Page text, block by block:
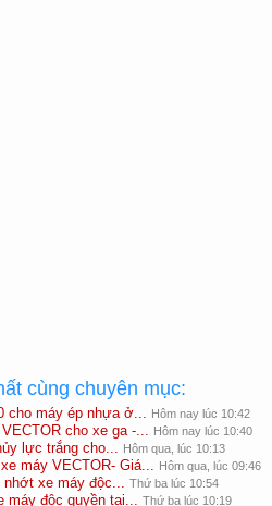
cùng chuyên mục:
cho máy ép nhựa ở... Hôm nay lúc 10:42
cho xe ga -... Hôm nay lúc 10:40
lực trắng cho... Hôm qua, lúc 10:13
máy VECTOR- Giá... Hôm qua, lúc 09:46
nhớt xe máy độc... Thứ ba lúc 10:54
máy độc quyền tại... Thứ ba lúc 10:19